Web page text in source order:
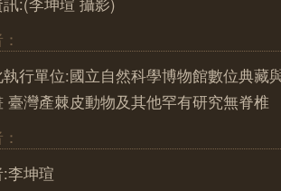
行單位:國立自然科學博物館數位典藏
臺灣產棘皮動物及其他罕有研究無脊椎
李坤瑄